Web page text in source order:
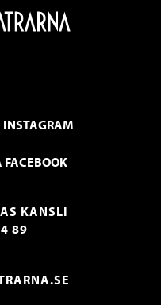
INSTAGRAM
FACEBOOK
KANSLI
89